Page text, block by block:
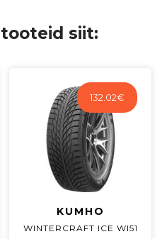
siit:
132.02€
KUMHO
WINTERCRAFT ICE WI51